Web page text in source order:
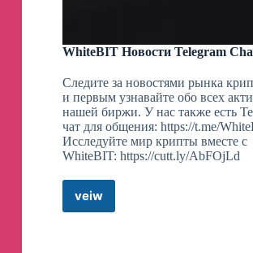
WhiteBIT Новости Telegram
Следите за новостями рынка
и первым узнавайте обо всех
нашей биржи. У нас также есть
чат для общения: https://t.me/
Исследуйте мир крипты вместе с
WhiteBIT: https://cutt.ly/AbFOjLd
veiwWhiteBIT